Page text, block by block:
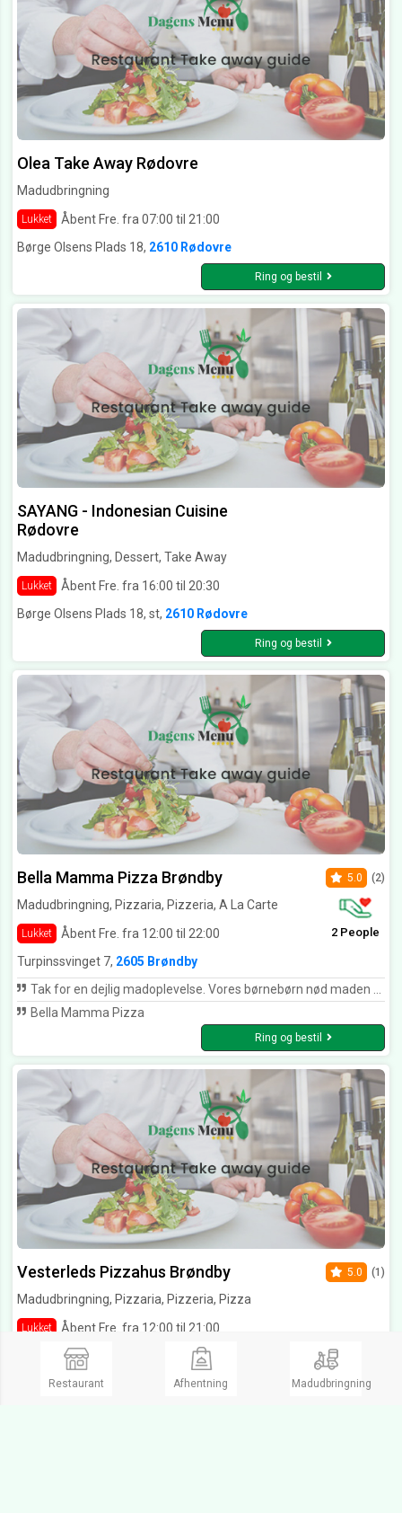
Olea Take Away Rødovre
Madudbringning
Lukket
Åbent Fre. fra 07:00 til 21:00
Børge Olsens Plads 18, 2610 Rødovre
Ring og bestil
SAYANG - Indonesian Cuisine
Rødovre
Madudbringning, Dessert, Take Away
Lukket
Åbent Fre. fra 16:00 til 20:30
Børge Olsens Plads 18, st, 2610 Rødovre
Ring og bestil
Bella Mamma Pizza Brøndby
Madudbringning, Pizzaria, Pizzeria, A La Carte
Lukket Åbent Fre. fra 12:00 til 22:00
5.0 (2)
2 People
Turpinssvinget 7, 2605 Brøndby
Tak for en dejlig madoplevelse. Vores børnebørn nød maden hos jer ligesom os. Vi kommer igen
Bella Mamma Pizza
Ring og bestil
Vesterleds Pizzahus Brøndby
Madudbringning, Pizzaria, Pizzeria, Pizza
Lukket Åbent Fre. fra 12:00 til 21:00
5.0 (1)
Vesterleds Allé 4,
2605 Brøndby
Dette mad sted er noget vi kan anbefale til alle, det er noget af det bedste jeg længe har fået Og det gælder deres pizza, sandwich og bagt kartoffel senest prøvet Deres salater er også anbefaling værd, de går op i hygiejne og gode kvalitets produkter det giver maden også præg af for sjældent smagt så gode pizzaer. Top mad og klar anbefaling til andre stedet er lidt svært at finde da ligger mellem villa kvarter, men det var det hele værd vi har været der mange gange siden for at hente mad
Restaurant Afhentning Madudbringning